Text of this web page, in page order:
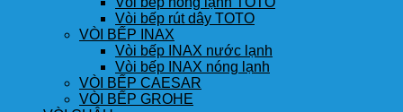
Vòi bếp rút dây TOTO
VÒI BẾP INAX
Vòi bếp INAX nước lạnh
Vòi bếp INAX nóng lạnh
VÒI BẾP CAESAR
VÒI BẾP GROHE